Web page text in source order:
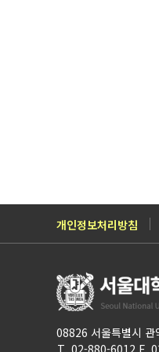
개인정보처리방침
08826 서울특별시 관
T. 02-880-6012 F.